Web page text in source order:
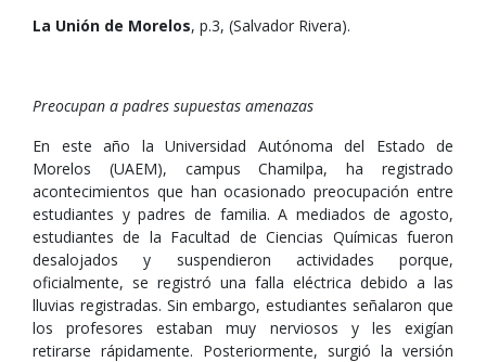
La Unión de Morelos, p.3, (Salvador Rivera).
Preocupan a padres supuestas amenazas
En este año la Universidad Autónoma del Estado de
Morelos (UAEM), campus Chamilpa, ha registrado
acontecimientos que han ocasionado preocupación entre
estudiantes y padres de familia. A mediados de agosto,
estudiantes de la Facultad de Ciencias Químicas fueron
desalojados y suspendieron actividades porque,
oficialmente, se registró una falla eléctrica debido a las
lluvias registradas. Sin embargo, estudiantes señalaron que
los profesores estaban muy nerviosos y les exigían
retirarse rápidamente. Posteriormente, surgió la versión